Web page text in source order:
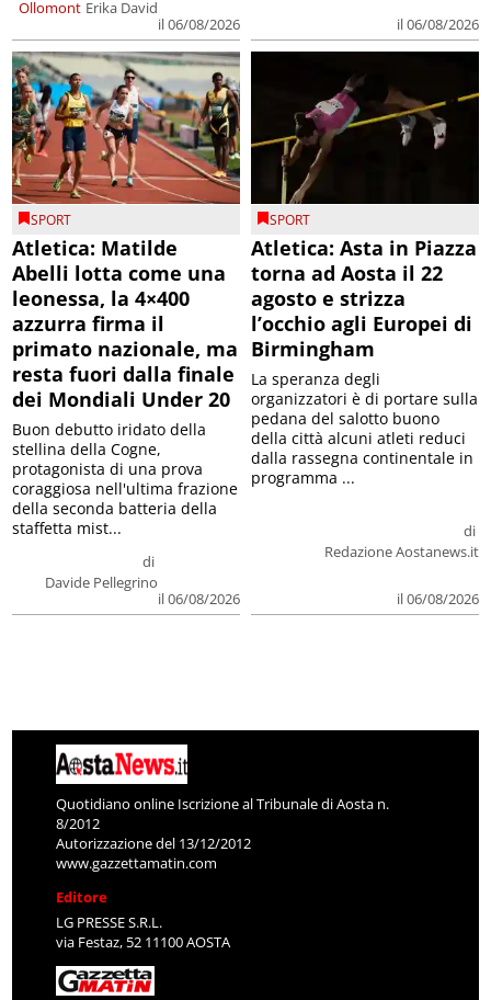
Ollomont Erika David
il 06/08/2026
il 06/08/2026
SPORT
Atletica: Matilde
Abelli lotta come una
leonessa, la 4×400
azzurra firma il
primato nazionale, ma
resta fuori dalla finale
dei Mondiali Under 20
di
Davide Pellegrino
il 06/08/2026
Buon debutto iridato della
stellina della Cogne,
protagonista di una prova
coraggiosa nell'ultima frazione
della seconda batteria della
staffetta mist...
SPORT
Atletica: Asta in Piazza
torna ad Aosta il 22
agosto e strizza
l’occhio agli Europei di
Birmingham
di
Redazione Aostanews.it
il 06/08/2026
La speranza degli
organizzatori è di portare sulla
pedana del salotto buono
della città alcuni atleti reduci
dalla rassegna continentale in
programma ...
Quotidiano online Iscrizione al Tribunale di Aosta n.
8/2012
Autorizzazione del 13/12/2012
www.gazzettamatin.com
Editore
LG PRESSE S.R.L.
via Festaz, 52 11100 AOSTA